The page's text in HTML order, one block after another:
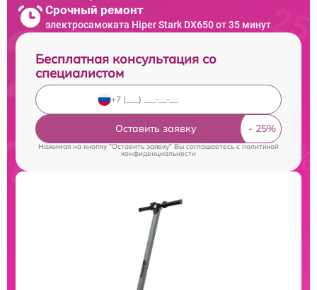
Срочный ремонт
электросамоката Hiper Stark DX650 от 35 минут
Бесплатная консультация со
специалистом
Оставить заявку
Нажимая на кнопку "Оставить заявку" Вы соглашаетесь cполитикой
конфиденциальности